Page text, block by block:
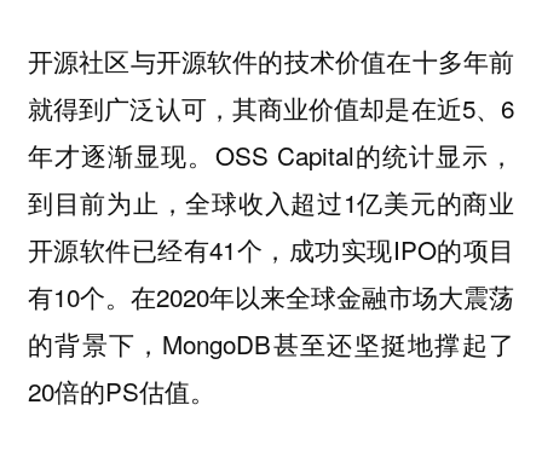
开源社区与开源软件的技术价值在十多年前
就得到广泛认可，其商业价值却是在近5、6
年才逐渐显现。OSS Capital的统计显示，
到目前为止，全球收入超过1亿美元的商业
开源软件已经有41个，成功实现IPO的项目
有10个。在2020年以来全球金融市场大震荡
的背景下，MongoDB甚至还坚挺地撑起了
20倍的PS估值。